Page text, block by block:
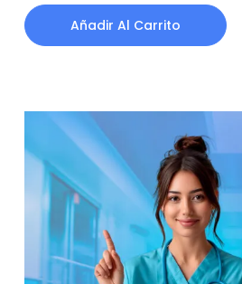
Añadir Al Carrito